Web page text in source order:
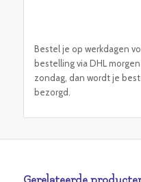
Bestel je op werkdagen
bestelling via DHL
zondag, dan wordt je
bezorgd.